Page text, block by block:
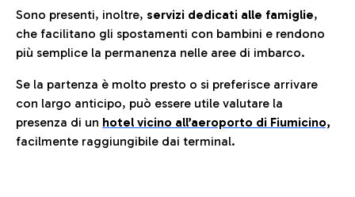
Sono presenti, inoltre, servizi dedicati alle famiglie,
che facilitano gli spostamenti con bambini e rendono
più semplice la permanenza nelle aree di imbarco.
Se la partenza è molto presto o si preferisce arrivare
con largo anticipo, può essere utile valutare la
presenza di un hotel vicino all’aeroporto di Fiumicino,
facilmente raggiungibile dai terminal.